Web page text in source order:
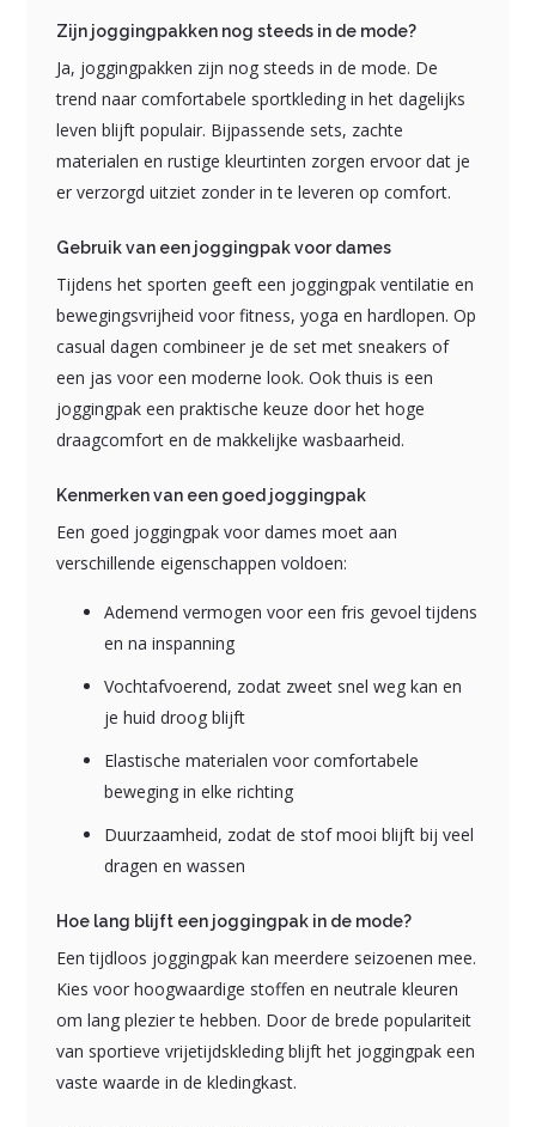
Zijn joggingpakken nog steeds in de mode?
Ja, joggingpakken zijn nog steeds in de mode. De
trend naar comfortabele sportkleding in het dagelijks
leven blijft populair. Bijpassende sets, zachte
materialen en rustige kleurtinten zorgen ervoor dat je
er verzorgd uitziet zonder in te leveren op comfort.
Gebruik van een joggingpak voor dames
Tijdens het sporten geeft een joggingpak ventilatie en
bewegingsvrijheid voor fitness, yoga en hardlopen. Op
casual dagen combineer je de set met sneakers of
een jas voor een moderne look. Ook thuis is een
joggingpak een praktische keuze door het hoge
draagcomfort en de makkelijke wasbaarheid.
Kenmerken van een goed joggingpak
Een goed joggingpak voor dames moet aan
verschillende eigenschappen voldoen:
Ademend vermogen voor een fris gevoel tijdens
en na inspanning
Vochtafvoerend, zodat zweet snel weg kan en
je huid droog blijft
Elastische materialen voor comfortabele
beweging in elke richting
Duurzaamheid, zodat de stof mooi blijft bij veel
dragen en wassen
Hoe lang blijft een joggingpak in de mode?
Een tijdloos joggingpak kan meerdere seizoenen mee.
Kies voor hoogwaardige stoffen en neutrale kleuren
om lang plezier te hebben. Door de brede populariteit
van sportieve vrijetijdskleding blijft het joggingpak een
vaste waarde in de kledingkast.